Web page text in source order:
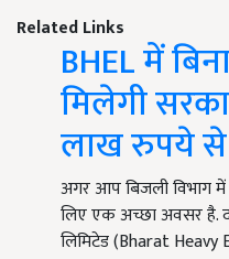
Related Links
BHEL में
मिलेगी
लाख रुपये से
अगर आप बिजली विभाग
लिए एक अच्छा अवसर है.
लिमिटेड (Bharat